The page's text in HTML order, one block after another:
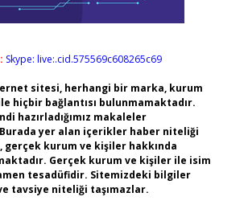
Skype: live:.cid.575569c608265c69
sitesi, herhangi bir marka, kurum
hiçbir bağlantısı bulunmamaktadır.
hazırladığımız makaleler
yer alan içerikler haber niteliği
gerçek kurum ve kişiler hakkında
Gerçek kurum ve kişiler ile isim
tesadüfidir. Sitemizdeki bilgiler
tavsiye niteliği taşımazlar.